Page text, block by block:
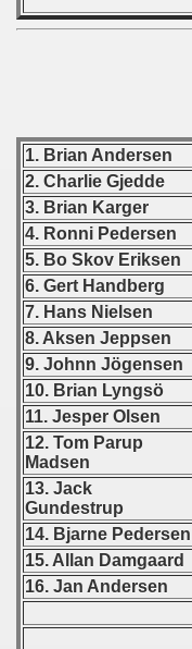
1. Brian Andersen
2. Charlie Gjedde
3. Brian Karger
4. Ronni Pedersen
5. Bo Skov Eriksen
6. Gert Handberg
7. Hans Nielsen
8. Aksen Jeppsen
9. Johnn Jögensen
10. Brian Lyngsö
11. Jesper Olsen
12. Tom Parup
Madsen
13. Jack
Gundestrup
14. Bjarne Pedersen
15. Allan Damgaard
16. Jan Andersen
1983
1984
1986